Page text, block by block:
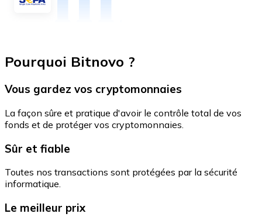
Pourquoi Bitnovo ?
Vous gardez vos cryptomonnaies
La façon sûre et pratique d'avoir le contrôle total de vos
fonds et de protéger vos cryptomonnaies.
Sûr et fiable
Toutes nos transactions sont protégées par la sécurité
informatique.
Le meilleur prix